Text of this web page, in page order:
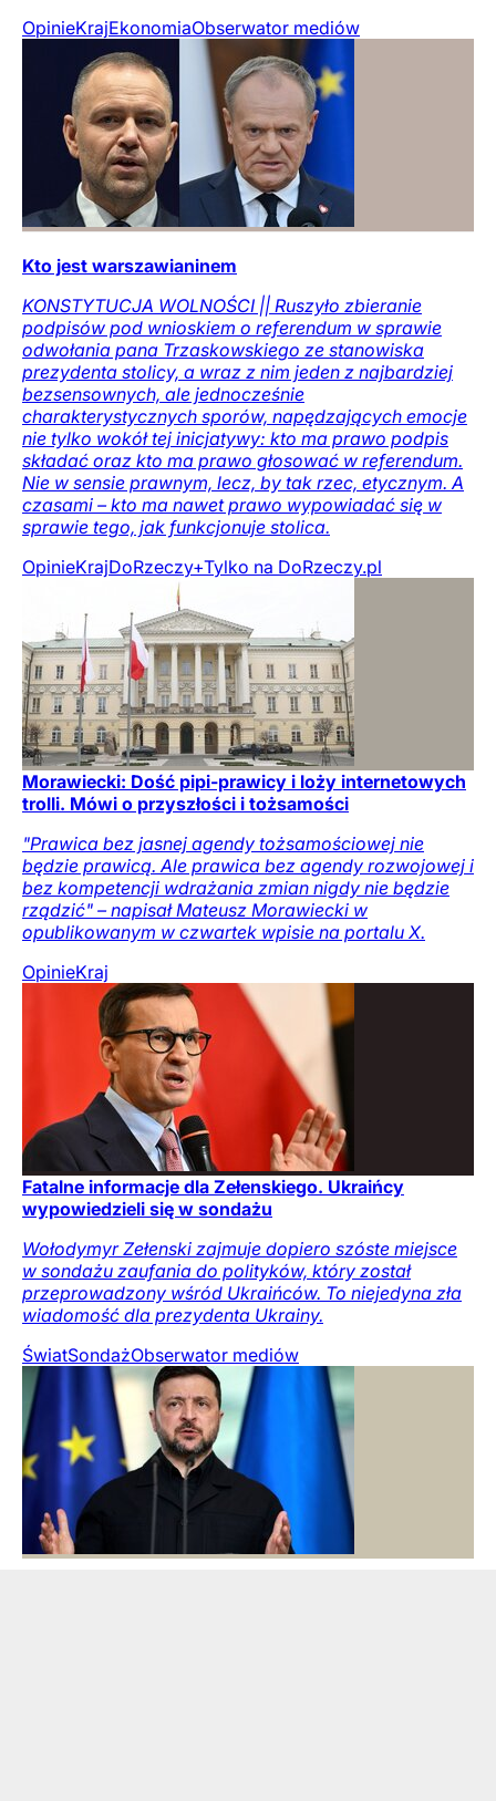
OpinieKrajEkonomiaObserwator mediów
Kto jest warszawianinem
KONSTYTUCJA WOLNOŚCI || Ruszyło zbieranie
podpisów pod wnioskiem o referendum w sprawie
odwołania pana Trzaskowskiego ze stanowiska
prezydenta stolicy, a wraz z nim jeden z najbardziej
bezsensownych, ale jednocześnie
charakterystycznych sporów, napędzających emocje
nie tylko wokół tej inicjatywy: kto ma prawo podpis
składać oraz kto ma prawo głosować w referendum.
Nie w sensie prawnym, lecz, by tak rzec, etycznym. A
czasami – kto ma nawet prawo wypowiadać się w
sprawie tego, jak funkcjonuje stolica.
OpinieKrajDoRzeczy+Tylko na DoRzeczy.pl
Morawiecki: Dość pipi-prawicy i loży internetowych
trolli. Mówi o przyszłości i tożsamości
"Prawica bez jasnej agendy tożsamościowej nie
będzie prawicą. Ale prawica bez agendy rozwojowej i
bez kompetencji wdrażania zmian nigdy nie będzie
rządzić" – napisał Mateusz Morawiecki w
opublikowanym w czwartek wpisie na portalu X.
OpinieKraj
Fatalne informacje dla Zełenskiego. Ukraińcy
wypowiedzieli się w sondażu
Wołodymyr Zełenski zajmuje dopiero szóste miejsce
w sondażu zaufania do polityków, który został
przeprowadzony wśród Ukraińców. To niejedyna zła
wiadomość dla prezydenta Ukrainy.
ŚwiatSondażObserwator mediów